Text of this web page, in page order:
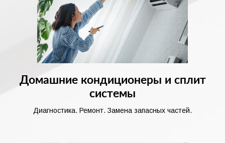
Домашние кондиционеры и сплит
системы
Диагностика. Ремонт. Замена запасных частей.